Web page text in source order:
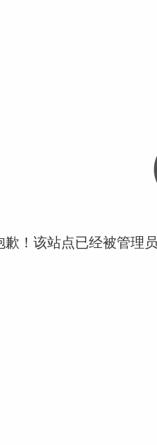
歉！该站点已经被管理